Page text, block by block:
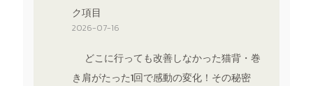
ク項目
2026-07-16
どこに行っても改善しなかった猫背・巻
き肩がたった1回で感動の変化！その秘密